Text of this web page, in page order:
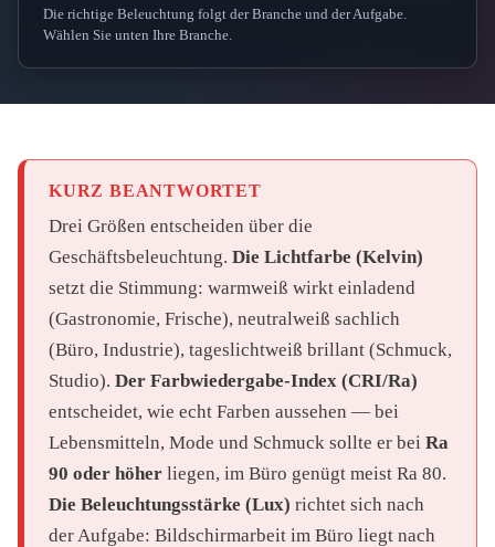
Die richtige Beleuchtung folgt der Branche und der Aufgabe.
Wählen Sie unten Ihre Branche.
KURZ BEANTWORTET
Drei Größen entscheiden über die
Geschäftsbeleuchtung. Die Lichtfarbe (Kelvin)
setzt die Stimmung: warmweiß wirkt einladend
(Gastronomie, Frische), neutralweiß sachlich
(Büro, Industrie), tageslichtweiß brillant (Schmuck,
Studio). Der Farbwiedergabe-Index (CRI/Ra)
entscheidet, wie echt Farben aussehen — bei
Lebensmitteln, Mode und Schmuck sollte er bei Ra
90 oder höher liegen, im Büro genügt meist Ra 80.
Die Beleuchtungsstärke (Lux) richtet sich nach
der Aufgabe: Bildschirmarbeit im Büro liegt nach